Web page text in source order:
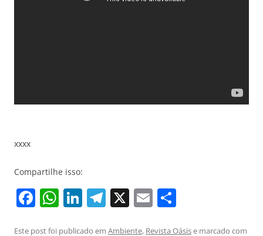
xxxx
Compartilhe isso:
F W Li T X E
Este post foi publicado em Ambiente, Revista Oásise marcado com